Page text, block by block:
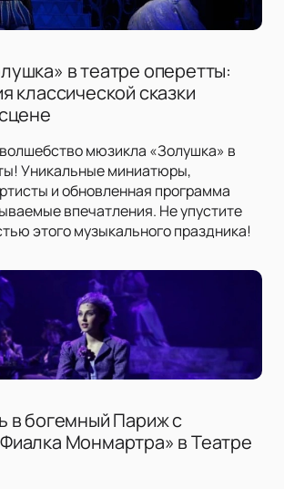
в театре оперетты:
классической сказки
мюзикла «Золушка» в
Уникальные миниатюры,
и обновленная программа
впечатления. Не упустите
этого музыкального праздника!
в богемный Париж с
Монмартра» в Театре